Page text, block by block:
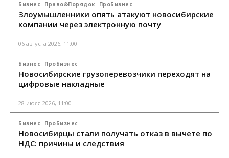
Бизнес Право&Порядок ПроБизнес
Злоумышленники опять атакуют новосибирские
компании через электронную почту
06 августа 2026, 11:00
Бизнес ПроБизнес
Новосибирские грузоперевозчики переходят на
цифровые накладные
28 июля 2026, 11:00
Бизнес ПроБизнес
Новосибирцы стали получать отказ в вычете по
НДС: причины и следствия